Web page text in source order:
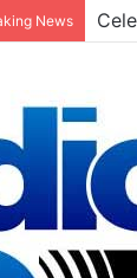
News